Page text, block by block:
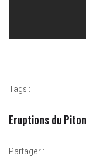
Tags :
Eruptions du
Partager :